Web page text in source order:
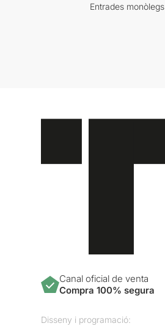
Entrades monòlegs
Canal oficial de venta
Compra 100% segura
Disseny i programació: